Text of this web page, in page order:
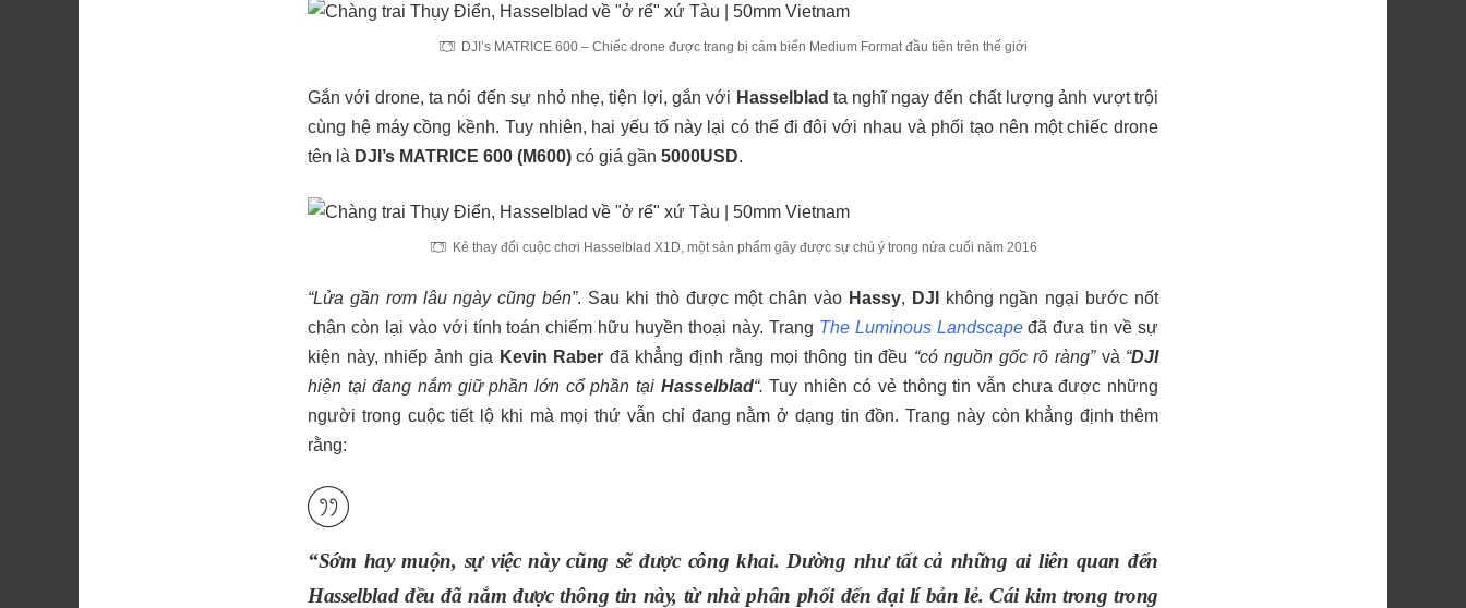
DJI’s MATRICE 600 – Chiếc drone được trang bị cảm biến Medium Format đầu tiên trên thế giới
Gắn với drone, ta nói đến sự nhỏ nhẹ, tiện lợi, gắn với Hasselblad ta nghĩ ngay đến chất lượng ảnh vượt trội
cùng hệ máy cồng kềnh. Tuy nhiên, hai yếu tố này lại có thể đi đôi với nhau và phối tạo nên một chiếc drone
tên là DJI’s MATRICE 600 (M600) có giá gần 5000USD.
Kẻ thay đổi cuộc chơi Hasselblad X1D, một sản phẩm gây được sự chú ý trong nửa cuối năm 2016
“Lửa gần rơm lâu ngày cũng bén”. Sau khi thò được một chân vào Hassy, DJI
không ngần ngại bước nốt
chân còn lại vào với tính toán chiếm hữu huyền thoại này. Trang The Luminous Landscapeđã đưa tin về sự
kiện này, nhiếp ảnh gia Kevin Raber đã khẳng định rằng mọi thông tin đều “có nguồn gốc rõ ràng”và “DJI
hiện tại đang nắm giữ phần lớn cổ phần tại Hasselblad“.Tuy nhiên có vẻ thông tin vẫn chưa được những
người trong cuộc tiết lộ khi mà mọi thứ vẫn chỉ đang nằm ở dạng tin đồn. Trang này còn khẳng định thêm
rằng:
“Sớm hay muộn, sự việc này cũng sẽ được công khai. Dường như tất cả những ai liên quan đến
Hasselbladđều đã nắm được thông tin này, từ nhà phân phối đến đại lí bản lẻ. Cái kim trong trong